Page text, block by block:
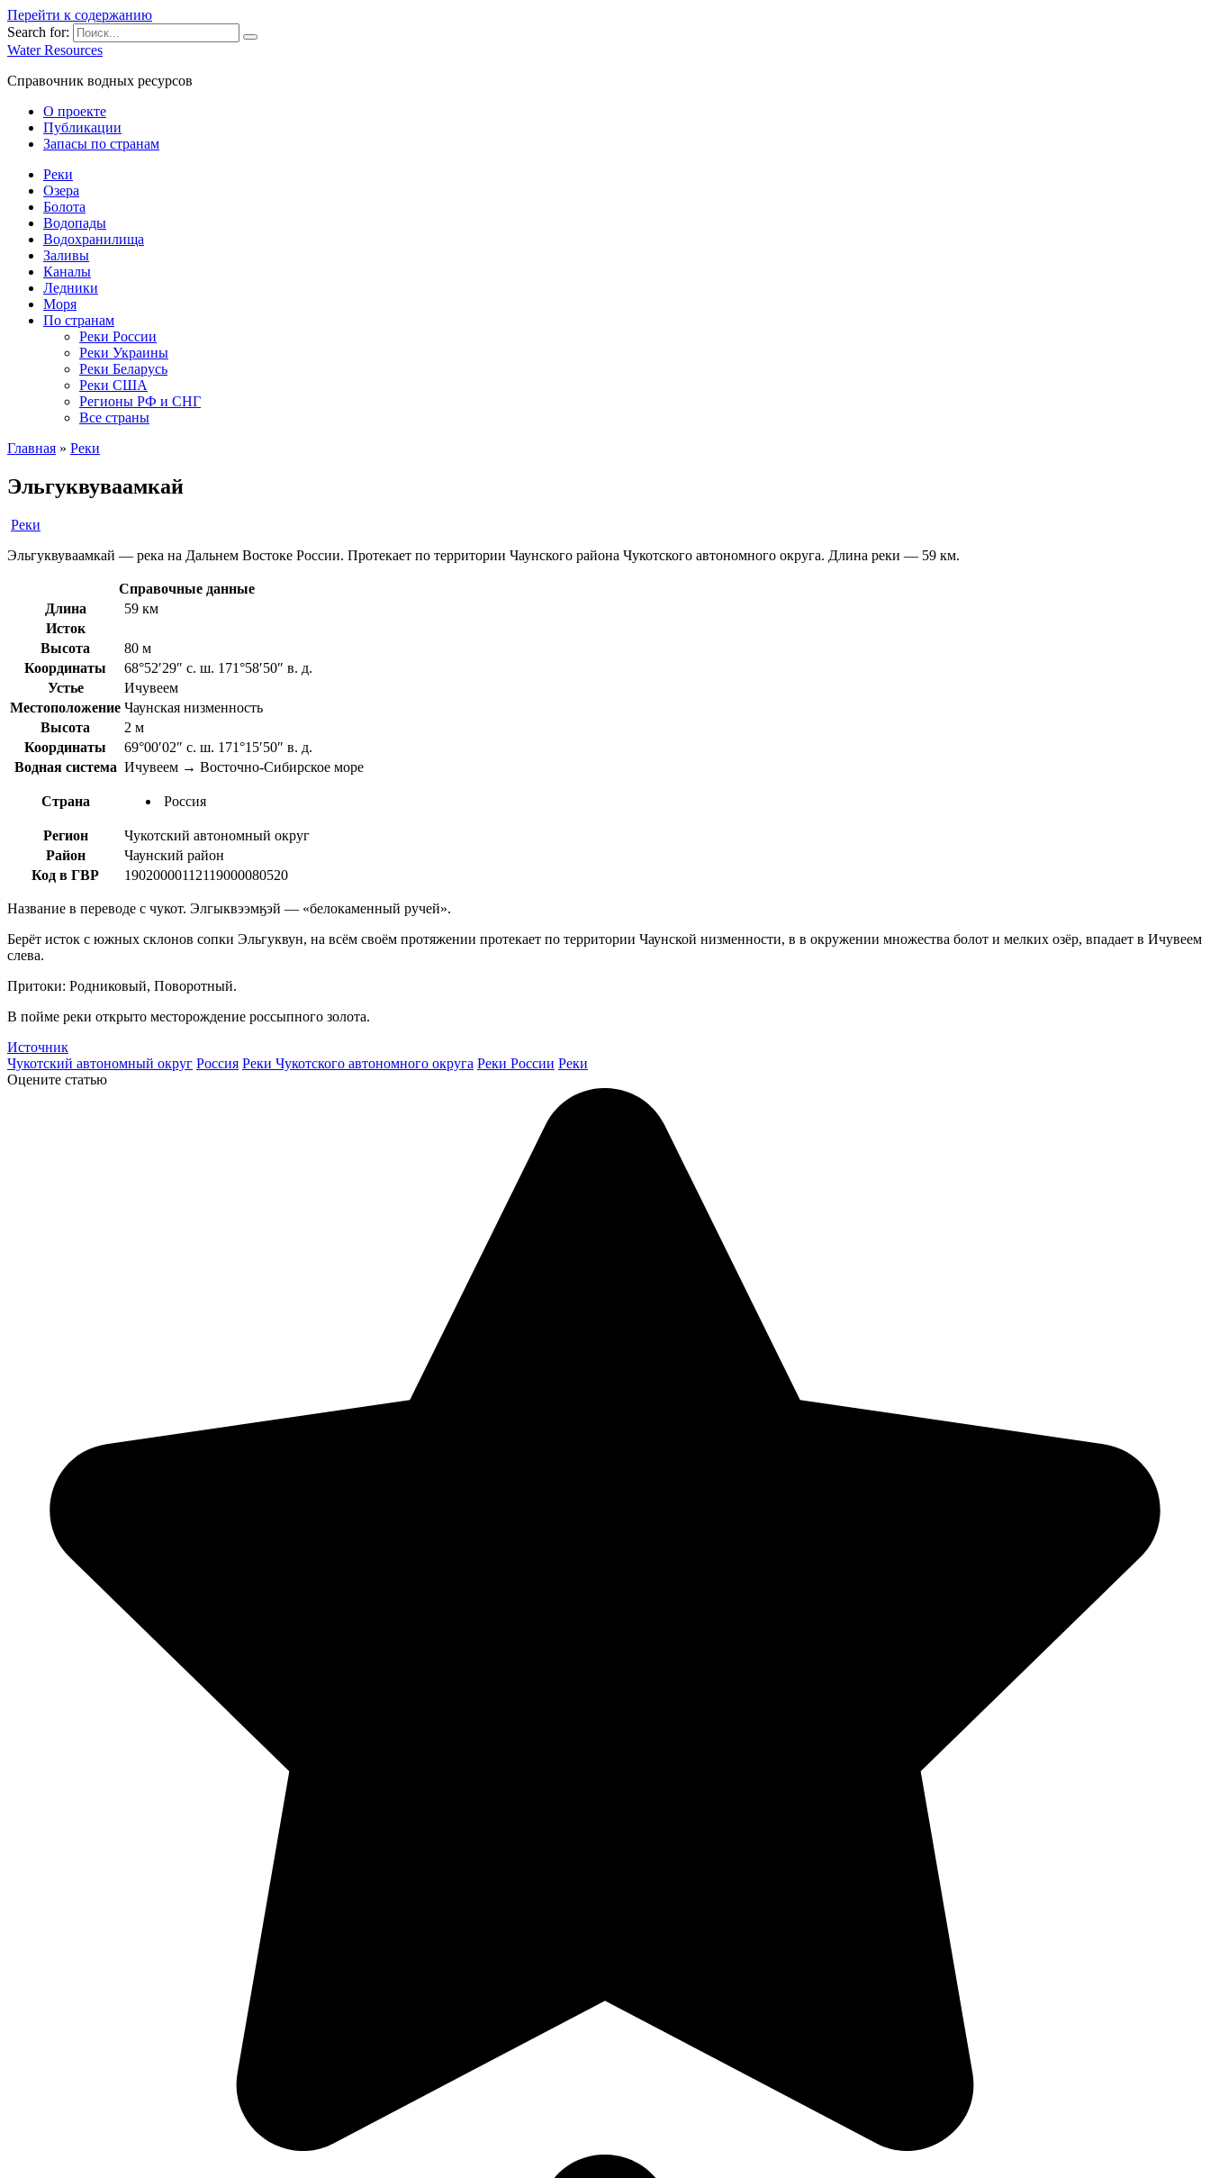
Перейти к содержанию
Search for:
Water Resources
Справочник водных ресурсов
О проекте
Публикации
Запасы по странам
Реки
Озера
Болота
Водопады
Водохранилища
Заливы
Каналы
Ледники
Моря
По странам
Реки России
Реки Украины
Реки Беларусь
Реки США
Регионы РФ и СНГ
Все страны
Главная » Реки
Эльгуквуваамкай
Реки
Эльгуквуваамкай — река на Дальнем Востоке России. Протекает по территории Чаунского района Чукотского автономного округа. Длина реки — 59 км.
Справочные данные
Длина
59 км
Исток
Высота
80 м
Координаты
68°52′29″ с. ш. 171°58′50″ в. д.
Устье
Ичувеем
Местоположение Чаунская низменность
Высота
2 м
Координаты
69°00′02″ с. ш. 171°15′50″ в. д.
Водная система Ичувеем → Восточно-Сибирское море
Страна Россия
Регион
Чукотский автономный округ
Район
Чаунский район
Код в ГВР
19020000112119000080520
Название в переводе с чукот. Элгыквээмӄэй — «белокаменный ручей».
Берёт исток с южных склонов сопки Эльгуквун, на всём своём протяжении протекает по территории Чаунской низменности, в в окружении множества болот и мелких озёр, впадает в Ичувеем
слева.
Притоки: Родниковый, Поворотный.
В пойме реки открыто месторождение россыпного золота.
Источник
Чукотский автономный округ Россия Реки Чукотского автономного округа Реки России Реки
Оцените статью